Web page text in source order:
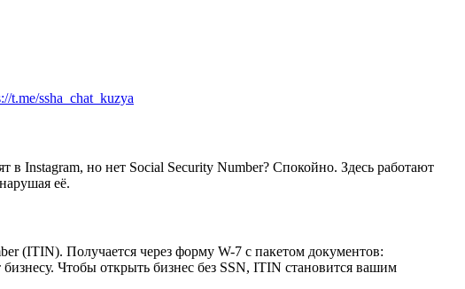
t.me/ssha_chat_kuzya
в Instagram, но нет Social Security Number? Спокойно. Здесь работают
её.
(ITIN). Получается через форму W-7 с пакетом документов:
Чтобы открыть бизнес без SSN, ITIN становится вашим